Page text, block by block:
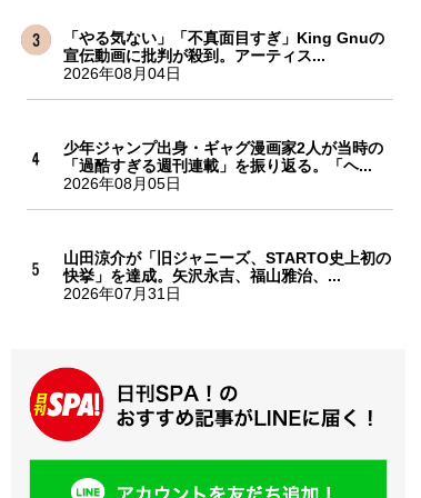
「やる気ない」「不真面目すぎ」King Gnuの
宣伝動画に批判が殺到。アーティス...
2026年08月04日
少年ジャンプ出身・ギャグ漫画家2人が当時の
「過酷すぎる週刊連載」を振り返る。「ヘ...
2026年08月05日
山田涼介が「旧ジャニーズ、STARTO史上初の
快挙」を達成。矢沢永吉、福山雅治、...
2026年07月31日